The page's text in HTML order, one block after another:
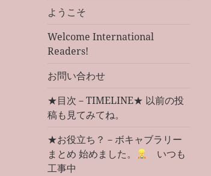
ようこそ
Welcome International
Readers!
お問い合わせ
★目次－TIMELINE★ 以前の投
稿も見てみてね。
★お役立ち？－ボキャブラリー
まとめ 始めました。
いつも
工事中